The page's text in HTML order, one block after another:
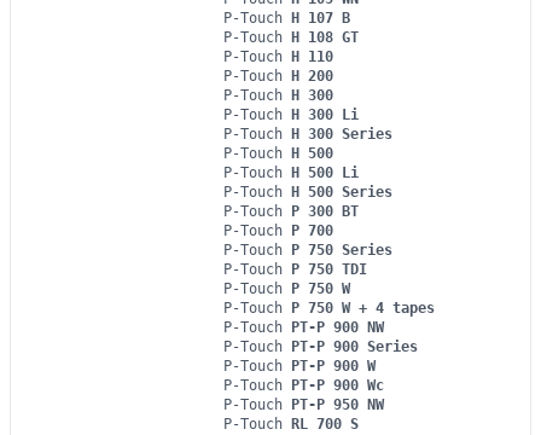
P-Touch H 107 B
P-Touch H 108 GT
P-Touch H 110
P-Touch H 200
P-Touch H 300
P-Touch H 300 Li
P-Touch H 300 Series
P-Touch H 500
P-Touch H 500 Li
P-Touch H 500 Series
P-Touch P 300 BT
P-Touch P 700
P-Touch P 750 Series
P-Touch P 750 TDI
P-Touch P 750 W
P-Touch P 750 W + 4 tapes
P-Touch PT-P 900 NW
P-Touch PT-P 900 Series
P-Touch PT-P 900 W
P-Touch PT-P 900 Wc
P-Touch PT-P 950 NW
P-Touch RL 700 S